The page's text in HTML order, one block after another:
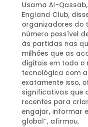
Usama Al-
England Club,
organizadores do
número possível
às partidas nas
milhões que as
digitais em todo o
tecnológica com a
exatamente isso,
significativas que
recentes para
engajar, informar
global”, afirmou.